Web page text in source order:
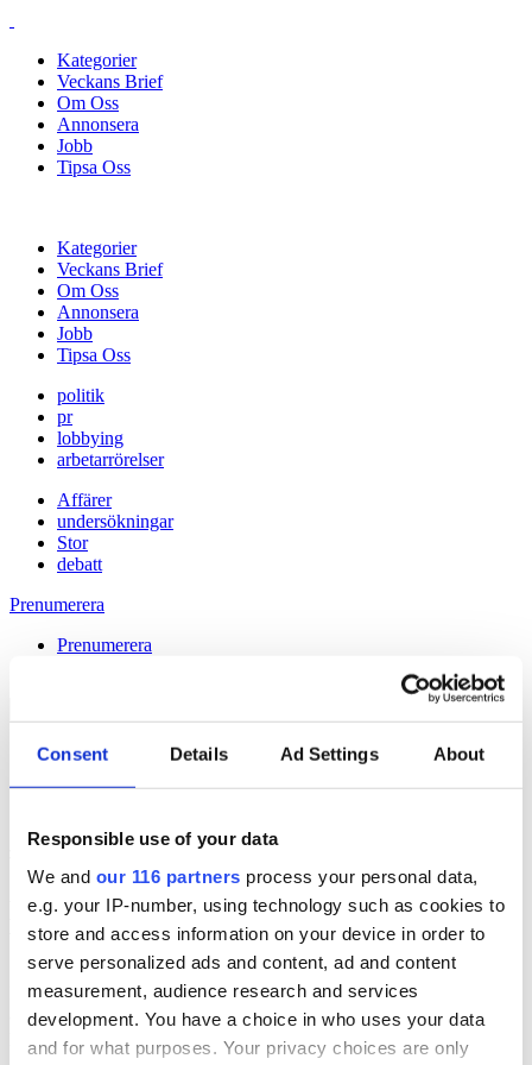
Consent Details Ad Settings About
Responsible use of your data
We and our 116 partners process your personal data,
e.g. your IP-number, using technology such as cookies to
store and access information on your device in order to
serve personalized ads and content, ad and content
measurement, audience research and services
development. You have a choice in who uses your data
and for what purposes. Your privacy choices are only
Kategorier
Veckans Brief
Om Oss
Annonsera
Jobb
Tipsa Oss
Kategorier
Veckans Brief
Om Oss
Annonsera
Jobb
Tipsa Oss
politik
pr
lobbying
arbetarrörelser
Affärer
undersökningar
Stor
debatt
Prenumerera
Prenumerera
#pldebatt”
Håll dig uppdaterad med
Veckans Brief!
Få exklusiv tillgång till Veckans Brief, den essentiella läsningen för
alla som driver opinionsbildning och samhällsförändring, genom en
prenumeration på Dagens Opinion.